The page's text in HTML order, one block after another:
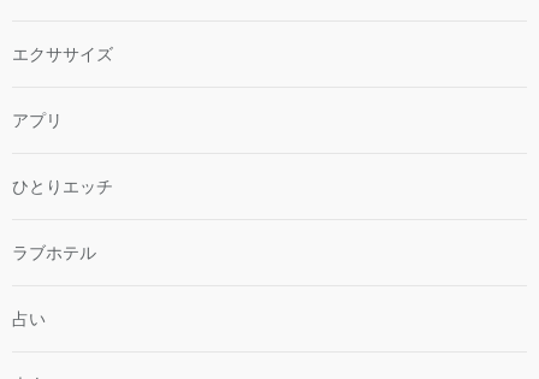
エクササイズ
アプリ
ひとりエッチ
ラブホテル
占い